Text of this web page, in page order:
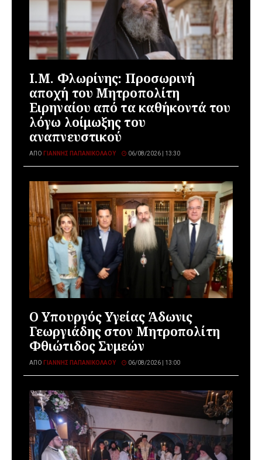
Ι.Μ. Φλωρίνης: Προσωρινή
αποχή του Μητροπολίτη
Ειρηναίου από τα καθήκοντά του
λόγω λοίμωξης του
αναπνευστικού
ΑΠΌ ΓΙΆΝΝΗΣ ΠΑΠΑΝΙΚΟΛΆΟΥ 06/08/2026 | 13:30
O Υπουργός Υγείας Άδωνις
Γεωργιάδης στον Μητροπολίτη
Φθιώτιδος Συμεών
ΑΠΌ ΓΙΆΝΝΗΣ ΠΑΠΑΝΙΚΟΛΆΟΥ 06/08/2026 | 13:00